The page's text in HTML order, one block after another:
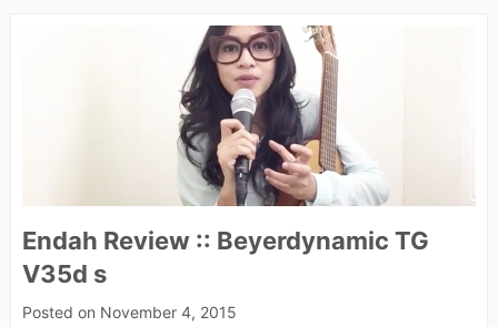
Golden
Striker
Endah Review :: Beyerdynamic TG
V35d s
Posted on November 4, 2015